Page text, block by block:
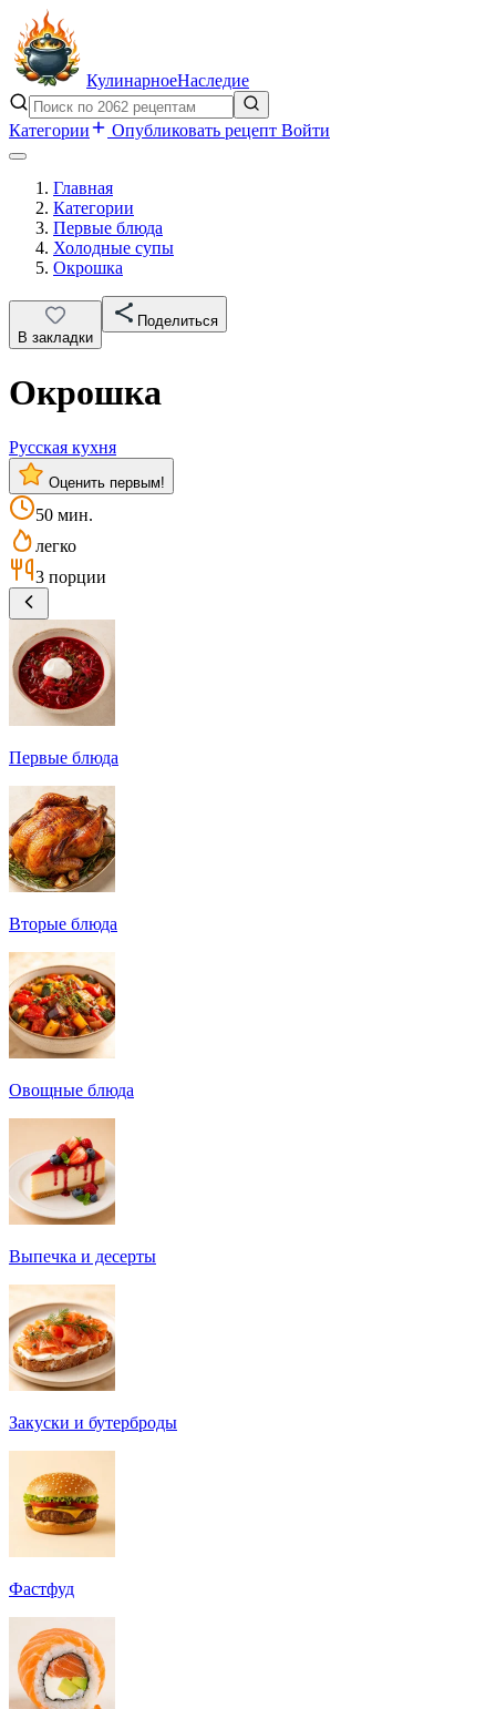
КулинарноеНаследие
Категории Опубликовать рецепт Войти
Главная
Категории
Первые блюда
Холодные супы
Окрошка
В закладки
Поделиться
Окрошка
Русская кухня
Оценить первым!
50 мин.
легко
3 порции
Первые блюда
Вторые блюда
Овощные блюда
Выпечка и десерты
Закуски и бутерброды
Фастфуд